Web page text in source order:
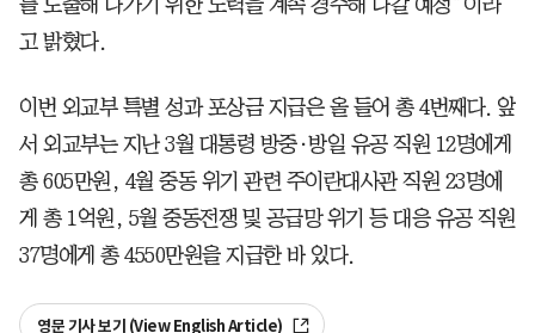
를 도출해 나가기 위한 노력을 계속 경주해 나갈 예정”이라
고 밝혔다.
이번 외교부 특별 성과 포상금 지급은 올 들어 총 4번째다. 앞
서 외교부는 지난 3월 대통령 방중·방일 유공 직원 12명에게
총 605만원, 4월 중동 위기 관련 주이란대사관 직원 23명에
게 총 1억원, 5월 중동전쟁 및 공급망 위기 등 대응 유공 직원
37명에게 총 4550만원을 지급한 바 있다.
영문 기사 보기 (View English Article)